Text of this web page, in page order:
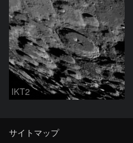
IKT2
サイトマップ